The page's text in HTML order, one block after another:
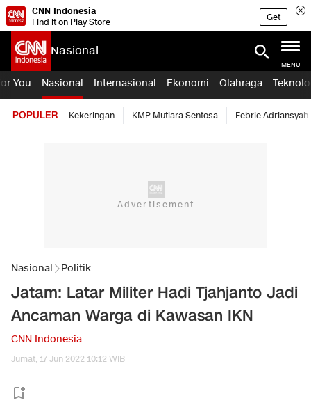
CNN Indonesia
Find it on Play Store
Get
Nasional
MENU
You Nasional Internasional Ekonomi Olahraga
POPULER Kekeringan KMP Mutiara Sentosa Febrie Adriansyah
Nasional Politik
Jatam: Latar Militer Hadi Tjahjanto Jadi
Ancaman Warga di Kawasan IKN
CNN Indonesia
Jumat, 17 Jun 2022 10:12 WIB